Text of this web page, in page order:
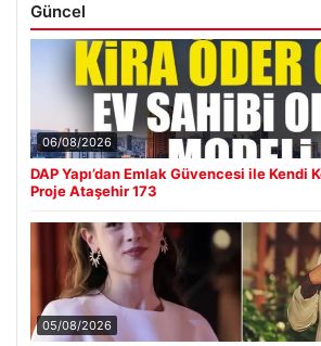
Güncel
06/08/2026
DAP Yapı’dan Emlak Güvencesi ile Kendi
Proje Ataşehir 173
05/08/2026